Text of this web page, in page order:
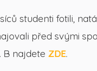
studenti fotili,
před svými
B najdete ZDE.